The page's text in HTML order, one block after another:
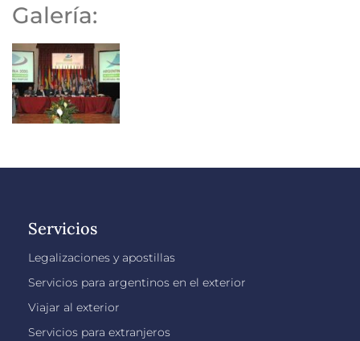
Galería:
Servicios
Legalizaciones y apostillas
Servicios para argentinos en el exterior
Viajar al exterior
Servicios para extranjeros